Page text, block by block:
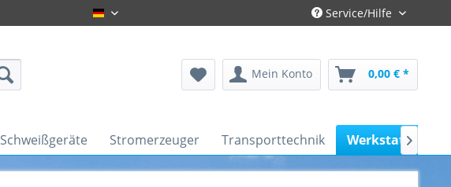
Gronau-Deutsch Service/Hilfe
Mein Konto 0,00 € *
Schweißgeräte Stromerzeuger Transporttechnik 